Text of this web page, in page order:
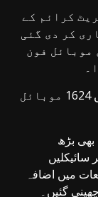
کرائم کے
کر دی گئی
موبائل فون
رپورٹ کے مطابق مارچ میں 1265، اپریل میں 1624 موبائل
بھی بڑھ
440 اور اپریل میں 469 موٹر سائیکلیں
میں اضافہ